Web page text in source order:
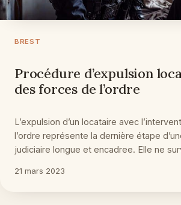
BREST
Procédure d’expulsion
des forces de l’ordre
L’expulsion d’un locataire avec
l’ordre représente la dernière étape
judiciaire longue et encadree. Elle ne
21 mars 2023